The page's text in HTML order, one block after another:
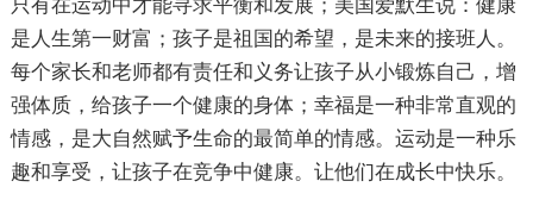
只有在运动中才能寻求平衡和发展；美国爱默生说：健康
是人生第一财富；孩子是祖国的希望，是未来的接班人。
每个家长和老师都有责任和义务让孩子从小锻炼自己，增
强体质，给孩子一个健康的身体；幸福是一种非常直观的
情感，是大自然赋予生命的最简单的情感。运动是一种乐
趣和享受，让孩子在竞争中健康。让他们在成长中快乐。